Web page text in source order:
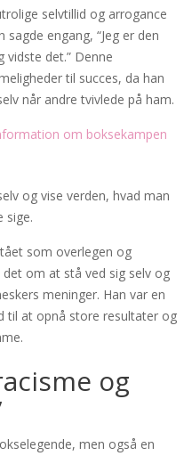
selvtillid og arrogance
engang, “Jeg er den
det.” Denne
til succes, da han
når andre tvivlede på ham.
om boksekampen
og vise verden, hvad man
sige.
som overlegen og
om at stå ved sig selv og
meninger. Han var en
til at opnå store resultater og
og
men også en